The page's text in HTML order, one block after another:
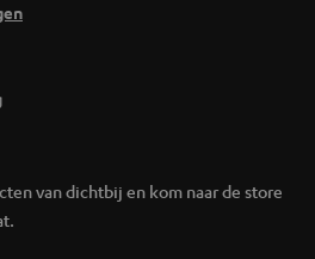
van dichtbij en kom naar de store